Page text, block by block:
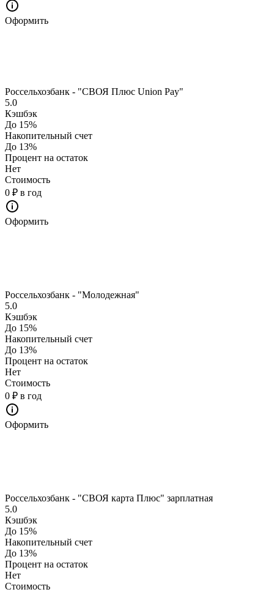
Оформить
Россельхозбанк - "СВОЯ Плюс Union Pay"
5.0
Кэшбэк
До 15%
Накопительный счет
До 13%
Процент на остаток
Нет
Стоимость
0 ₽ в год
Оформить
Россельхозбанк - "Молодежная"
5.0
Кэшбэк
До 15%
Накопительный счет
До 13%
Процент на остаток
Нет
Стоимость
0 ₽ в год
Оформить
Россельхозбанк - "СВОЯ карта Плюс" зарплатная
5.0
Кэшбэк
До 15%
Накопительный счет
До 13%
Процент на остаток
Нет
Стоимость